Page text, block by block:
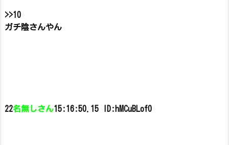
>>10
ガチ陰さんやん
22名無しさん15:16:50.15 ID:hMCuBLof0